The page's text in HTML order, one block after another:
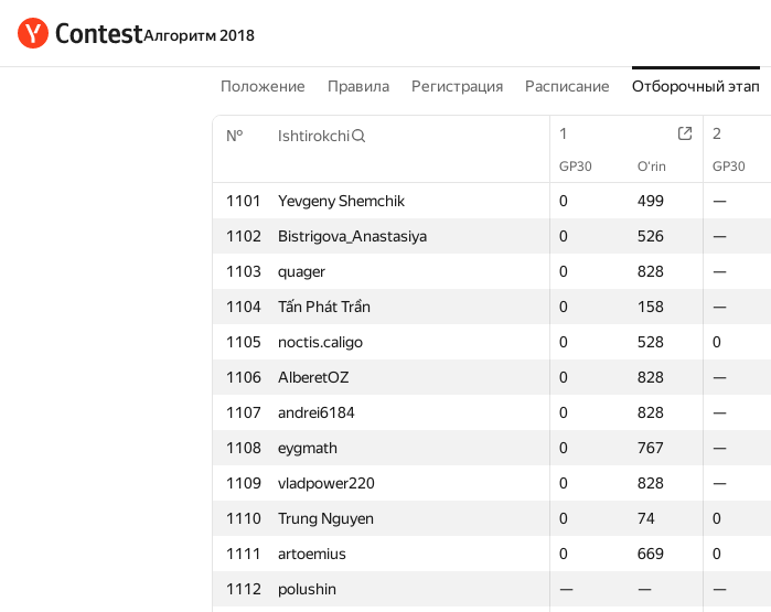
Алгоритм 2018
Положение Правила Регистрация Расписание Отборочный этап
№ Ishtirokchi 1 2
GP30 O‘rin GP30
1101 Yevgeny Shemchik 0 499 —
1102
Bistrigova_Anastasiya 0 526 —
1103
quager 0 828 —
1104
Tấn Phát Trần 0 158 —
1105
noctis.caligo 0 528 0
1106
AlberetOZ 0 828 —
1107
andrei6184 0 828 —
1108
eygmath 0 767 —
1109
vladpower220 0 828 —
1110
Trung Nguyen 0 74 0
1111
artoemius 0 669 0
1112
polushin — — —